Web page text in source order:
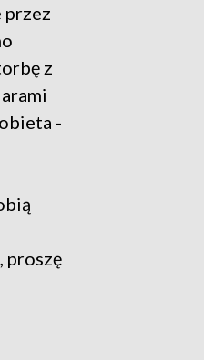
przez
z
-
proszę